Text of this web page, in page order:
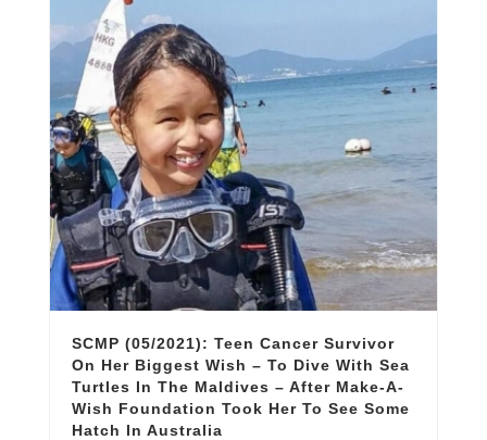
SCMP (05/2021): Teen Cancer Survivor
On Her Biggest Wish – To Dive With Sea
Turtles In The Maldives – After Make-A-
Wish Foundation Took Her To See Some
Hatch In Australia